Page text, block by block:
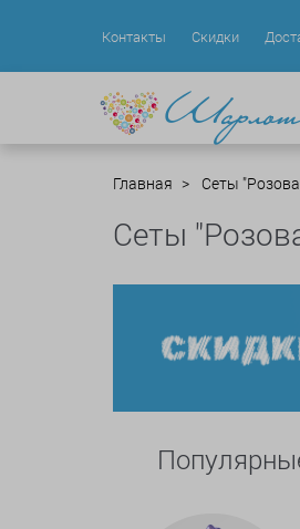
Контакты Скидки
Главная Сеты
Сеты